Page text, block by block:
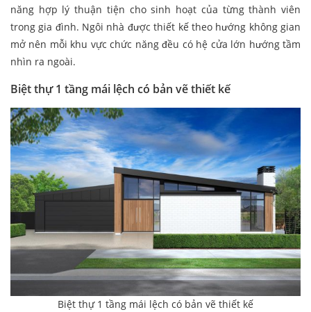
năng hợp lý thuận tiện cho sinh hoạt của từng thành viên
trong gia đình. Ngôi nhà được thiết kế theo hướng không gian
mở nên mỗi khu vực chức năng đều có hệ cửa lớn hướng tầm
nhìn ra ngoài.
Biệt thự 1 tầng mái lệch có bản vẽ thiết kế
Biệt thự 1 tầng mái lệch có bản vẽ thiết kế